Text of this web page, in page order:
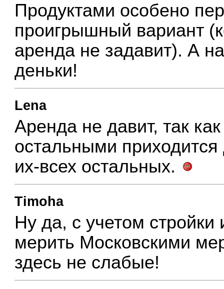
Продуктами особено
проигрышный вариант
аренда не задавит). А
деньки!
Lena
Аренда не давит, так
остальными приходится
их-всех остальных.
Timoha
Ну да, с учетом стройки
мерить Московскими
здесь не слабые!